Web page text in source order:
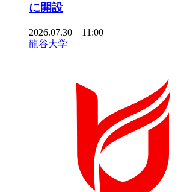
に開設
2026.07.30 11:00
龍谷大学